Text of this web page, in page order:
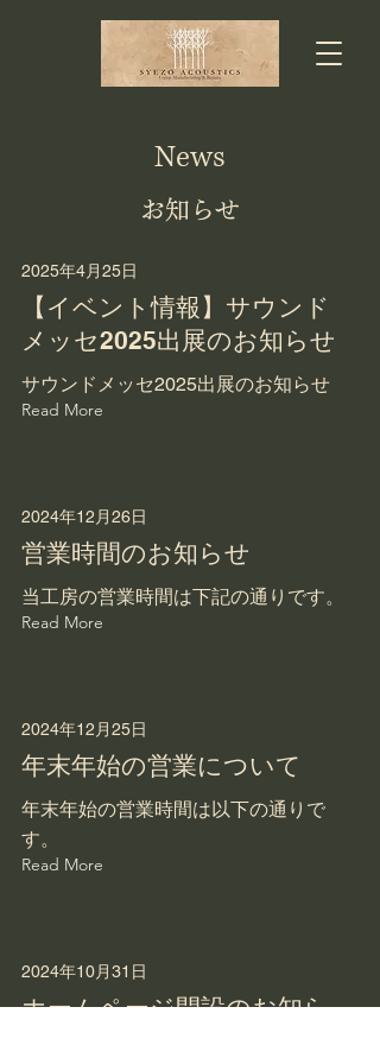
News
お知らせ
2025年4月25日
【イベント情報】サウンド
メッセ2025出展のお知らせ
サウンドメッセ2025出展のお知らせ
Read More
2024年12月26日
営業時間のお知らせ
当工房の営業時間は下記の通りです。
Read More
2024年12月25日
年末年始の営業について
年末年始の営業時間は以下の通りで
す。
Read More
2024年10月31日
ホームページ開設のお知ら